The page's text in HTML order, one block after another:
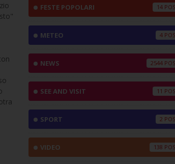
FESTE POPOLARI 14
METEO 4
NEWS 2544
SEE AND VISIT 11
SPORT 2
VIDEO 138